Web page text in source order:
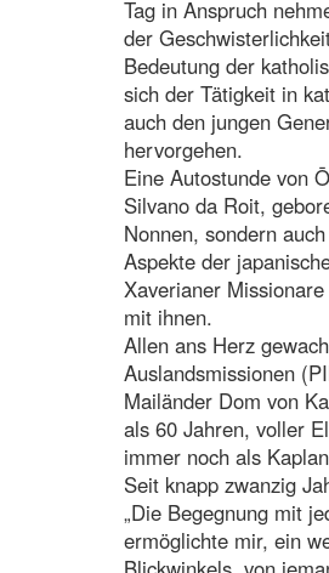
Tag in Anspruch
der
Bedeutung der
sich der Tätigkeit in
auch den jungen
hervorgehen.
Eine Autostunde von
Silvano da Roit,
Nonnen, sondern
Aspekte der
Xaverianer
mit ihnen.
Allen ans Herz
Auslandsmissionen
Mailänder Dom von
als 60 Jahren, voller
immer noch als
Seit knapp zwanzig
„Die Begegnung mit
ermöglichte mir, ein